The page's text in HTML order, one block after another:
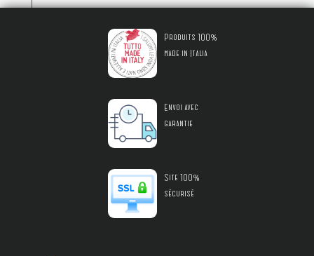
Produits 100%
made in Italia
Envoi avec
garantie
Site 100%
sécurisé